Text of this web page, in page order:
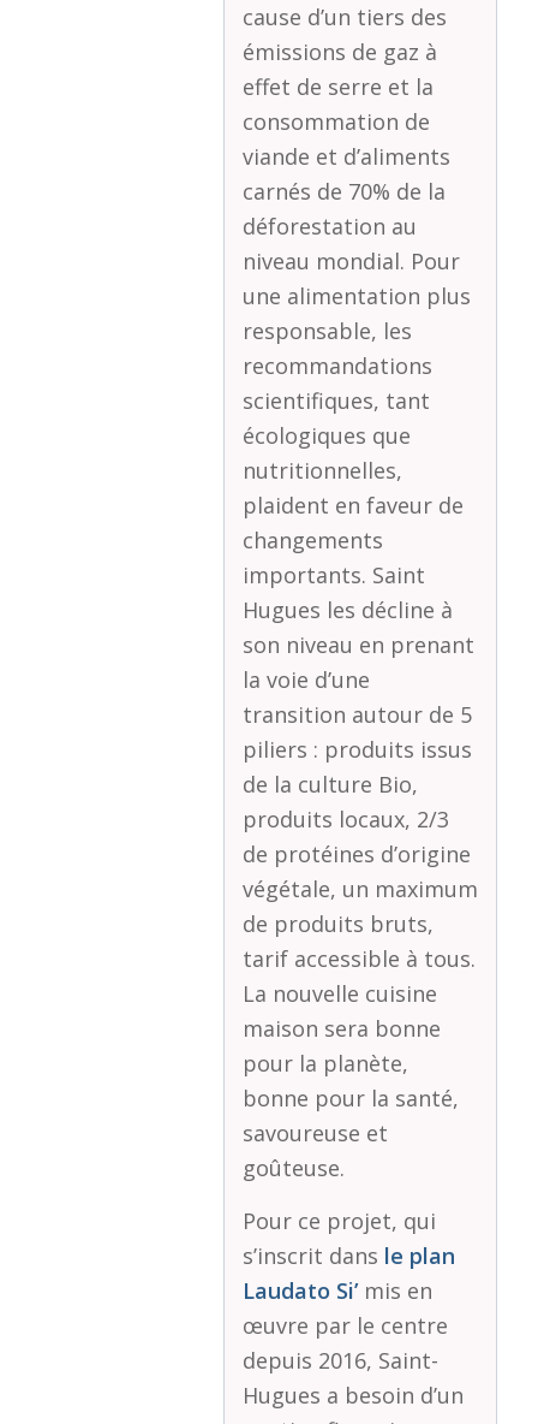
cause d’un tiers des
émissions de gaz à
effet de serre et la
consommation de
viande et d’aliments
carnés de 70% de la
déforestation au
niveau mondial. Pour
une alimentation plus
responsable, les
recommandations
scientifiques, tant
écologiques que
nutritionnelles,
plaident en faveur de
changements
importants. Saint
Hugues les décline à
son niveau en prenant
la voie d’une
transition autour de 5
piliers : produits issus
de la culture Bio,
produits locaux, 2/3
de protéines d’origine
végétale, un maximum
de produits bruts,
tarif accessible à tous.
La nouvelle cuisine
maison sera bonne
pour la planète,
bonne pour la santé,
savoureuse et
goûteuse.
Pour ce projet, qui
s’inscrit dans le plan
Laudato Si’mis en
œuvre par le centre
depuis 2016, Saint-
Hugues a besoin d’un